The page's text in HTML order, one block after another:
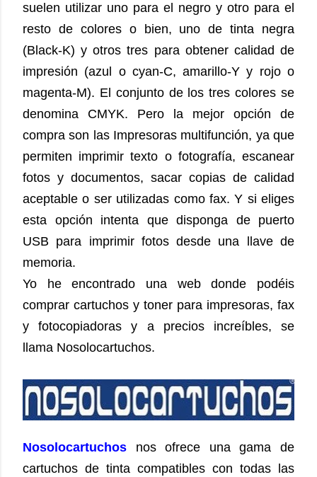
suelen utilizar uno para el negro y otro para el
resto de colores o bien, uno de tinta negra
(Black-K) y otros tres para obtener calidad de
impresión (azul o cyan-C, amarillo-Y y rojo o
magenta-M). El conjunto de los tres colores se
denomina CMYK. Pero la mejor opción de
compra son las Impresoras multifunción, ya que
permiten imprimir texto o fotografía, escanear
fotos y documentos, sacar copias de calidad
aceptable o ser utilizadas como fax. Y si eliges
esta opción intenta que disponga de puerto
USB para imprimir fotos desde una llave de
memoria.
Yo he encontrado una web donde podéis
comprar cartuchos y toner para impresoras, fax
y fotocopiadoras y a precios increíbles, se
llama Nosolocartuchos.
Nosolocartuchos nos ofrece una gama de
cartuchos de tinta compatibles con todas las